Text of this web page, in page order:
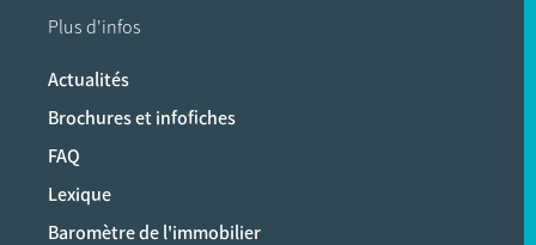
Plus d'infos
Actualités
Brochures et infofiches
FAQ
Lexique
Baromètre de l'immobilier